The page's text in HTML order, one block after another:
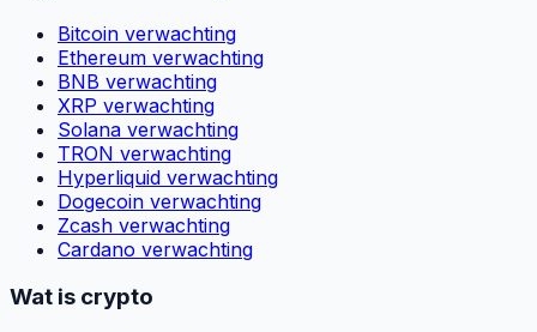
Bitcoin verwachting
Ethereum verwachting
BNB verwachting
XRP verwachting
Solana verwachting
TRON verwachting
Hyperliquid verwachting
Dogecoin verwachting
Zcash verwachting
Cardano verwachting
Wat is crypto